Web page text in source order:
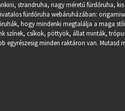
strandruha, nagy méretű fürdőruha,
fürdőruha webáruházában:
hogy mindenki megtalálja a maga
színek, csíkok, pöttyök, állat minták,
egyrészesig minden raktáron van.